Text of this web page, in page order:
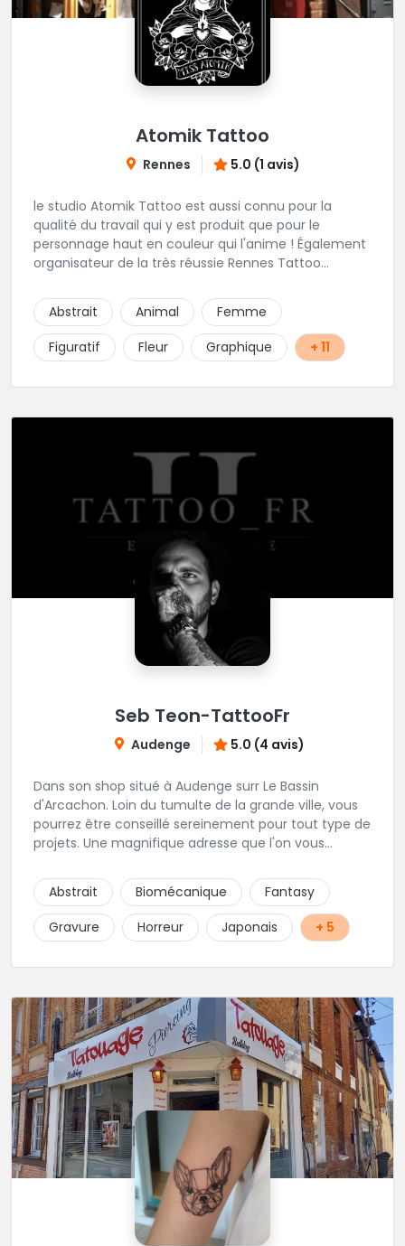
Atomik Tattoo
Rennes 5.0 (1 avis)
le studio Atomik Tattoo est aussi connu pour la
qualité du travail qui y est produit que pour le
personnage haut en couleur qui l'anime ! Également
organisateur de la très réussie Rennes Tattoo
mais pas que, vous pourrez passer sous le
dermographe de Miss Atomik . Avec l'assurance de
repartir avec un beau tatouage et un bon souvenir ;)
Abstrait Animal
Femme
Figuratif
Fleur Graphique + 11
Seb Teon-TattooFr
Audenge 5.0 (4 avis)
Dans son shop situé à Audenge surr Le Bassin
d'Arcachon. Loin du tumulte de la grande ville, vous
pourrez être conseillé sereinement pour tout type de
projets. Une magnifique adresse que l'on vous
et passages au shop sur rendez-vous également.
Abstrait Biomécanique
Fantasy
Gravure
Horreur Japonais + 5